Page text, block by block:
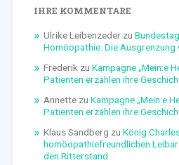
IHRE KOMMENTARE
Ulrike Leibenzederzu
Homöopathie: Die Ausgrenzung
Frederik zu Kampagne „Mein:e
Patienten erzählen ihre
Annettezu Kampagne „Mein:e
Patienten erzählen ihre
Klaus Sandberg zu König
homöopathiefreundlichen
den Ritterstand